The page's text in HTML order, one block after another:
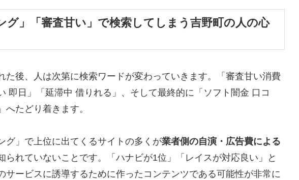
グ」「審査甘い」で検索してしまう吉野町の人の心
た後、人は次第に検索ワードが変わっていきます。「審査甘い消費
即日」「延滞中 借りれる」、そして最終的に「ソフト闇金 口コ
へたどり着きます。
グ」で上位に出てくるサイトの多くが業者側の自演・広告費による
られていないことです。「ハナビが1位」「レイスが対応良い」と
サービスに誘導するために作ったコンテンツである可能性が非常に